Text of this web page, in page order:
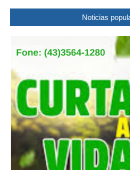
Noticias